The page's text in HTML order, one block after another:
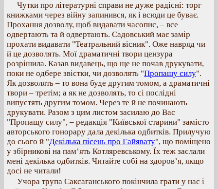
Чутки про літературні справи не дуже радісні: торг
книжками через війну запинився, як і всюди це буває.
Прохання дозволу, щоб видавати часопис, – все
одвертають та й одвертають. Садовський має замір
прохати видавати "Театральний вісник". Оже навряд чи
й це дозволять. Мої драматичні твори цензура
розрішила. Казав видавець, що ще не почав друкувати,
поки не одбере звістки, чи дозволять "Пропащу силу".
Як дозволять – то вона буде другим томом, а драматичні
твори – третім; а як не дозволять, то сі послідні
випустять другим томом. Через те й не починають
друкувати. Разом з цим листом засилаю до Вас
"Пропащу силу", – редакція "Київської старини" замісто
авторського гонорару дала декілька одбитків. Прилучую
до сього й "Декілька пісень про Гайявату", що поміщено
у збірникові на пам’ять Котляревському. Їх теж заслали
мені декілька одбитків. Читайте собі на здоров’я, якщо
досі не читали!
Учора трупа Саксаганського покінчила грати у нас і